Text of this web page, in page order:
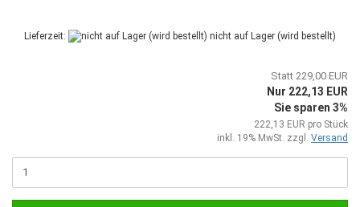
Lieferzeit: nicht auf Lager (wird bestellt)
Statt 229,00 EUR
Nur 222,13 EUR
Sie sparen 3%
222,13 EUR pro Stück
inkl. 19% MwSt. zzgl. Versand